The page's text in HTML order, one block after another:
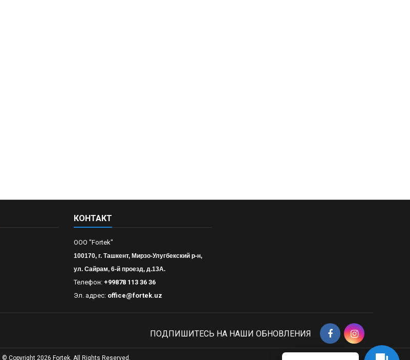
КОНТАКТ
OOO "Fortek"
100170, г. Ташкент, Мирзо-Улугбекский р-н,
ул. Сайрам, 6-й проезд, д.13А.
Телефон: +99878 113 36 36
Эл. адрес: office@fortek.uz
ПОДПИШИТЕСЬ НА НАШИ ОБНОВЛЕНИЯ
© Copyright 2026 Fortek. All Rights Reserved.